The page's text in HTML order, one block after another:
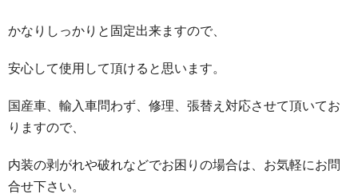
かなりしっかりと固定出来ますので、
安心して使用して頂けると思います。
国産車、輸入車問わず、修理、張替え対応させて頂いてお
りますので、
内装の剥がれや破れなどでお困りの場合は、お気軽にお問
合せ下さい。